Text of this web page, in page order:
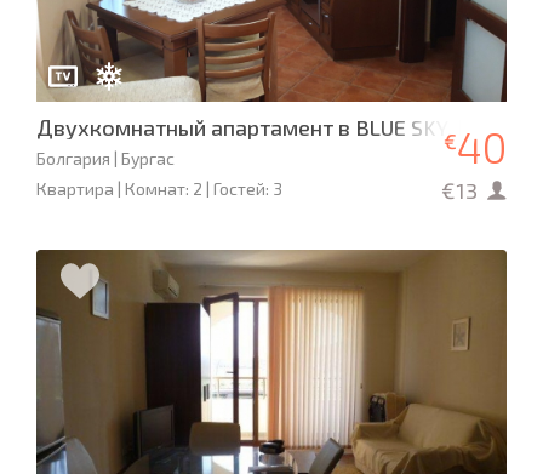
Двухкомнатный апартамент в BLUE SKY, Бургас
Болгария | Бургас
Квартира | Комнат: 2 | Гостей: 3
€40
€13